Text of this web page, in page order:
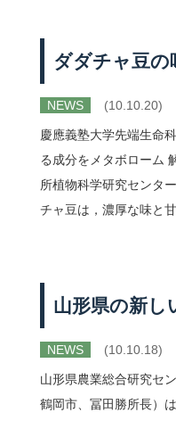
ダダチャ豆の
NEWS (10.10.20)
慶應義塾大学先端生命
る成分をメタボローム
所植物科学研究センタ
チャ豆は，濃厚な味と
山形県の新し
NEWS (10.10.18)
山形県農業総合研究セ
鶴岡市、冨田勝所長）